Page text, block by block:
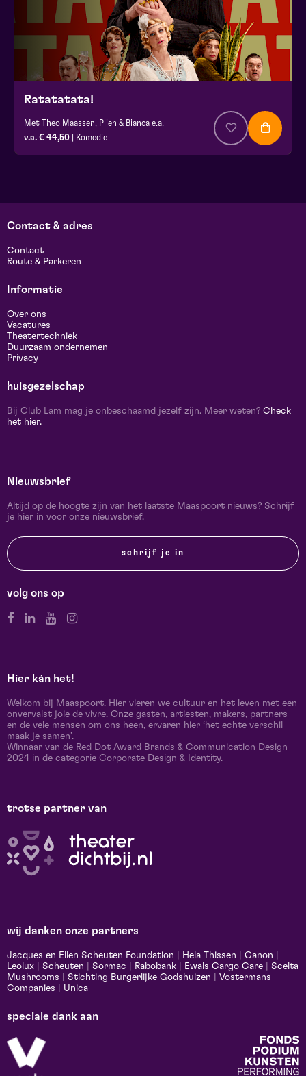
Ratatatata!​​​​​​​
Met Theo Maassen, Plien & Bianca e.a.
v.a. € 44,50 | Komedie
Contact & adres
Contact
Route & Parkeren
Informatie
Over ons
Vacatures
Theatertechniek
Duurzaam ondernemen
Privacy
huisgezelschap
Bij Club Lam mag je onbeschaamd jezelf zijn. Meer weten? Check
het hier.
Nieuwsbrief
Altijd op de hoogte zijn van het laatste Maaspoort nieuws? Schrijf
je hier in voor onze nieuwsbrief.
schrijf je in
volg ons op
Hier kán het!
Welkom bij Maaspoort. Hier vieren we cultuur en het leven met een
onvervalst joie de vivre. Onze gasten, artiesten, makers, partners
en de vele mensen om ons heen, ervaren hier ‘het echte verschil
maak je samen’.
Winnaar van de Red Dot Award Brands & Communication Design
2024 in de categorie Corporate Design & Identity.
trotse partner van
wij danken onze partners
Jacques en Ellen Scheuten Foundation Hela Thissen Canon
Leolux
Scheuten Sormac Rabobank Ewals Cargo Care
Scelta
Mushrooms
Stichting Burgerlijke Godshuizen
Vostermans
Companies
Unica
speciale dank aan